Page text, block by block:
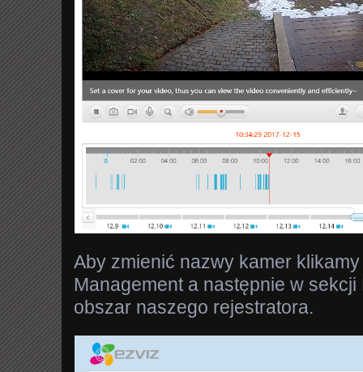
Aby zmienić nazwy kamer
Management a następnie w
obszar naszego rejestratora.